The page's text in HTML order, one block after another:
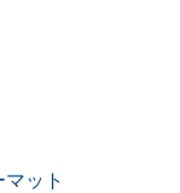
ット